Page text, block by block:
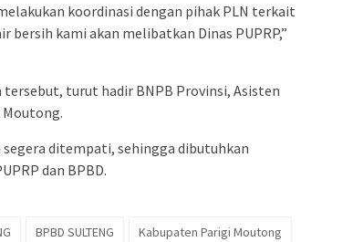
koordinasi dengan pihak PLN terkait
kami akan melibatkan Dinas PUPRP,”
turut hadir BNPB Provinsi, Asisten
ditempati, sehingga dibutuhkan
dan BPBD.
BPBD SULTENG
Kabupaten Parigi Moutong